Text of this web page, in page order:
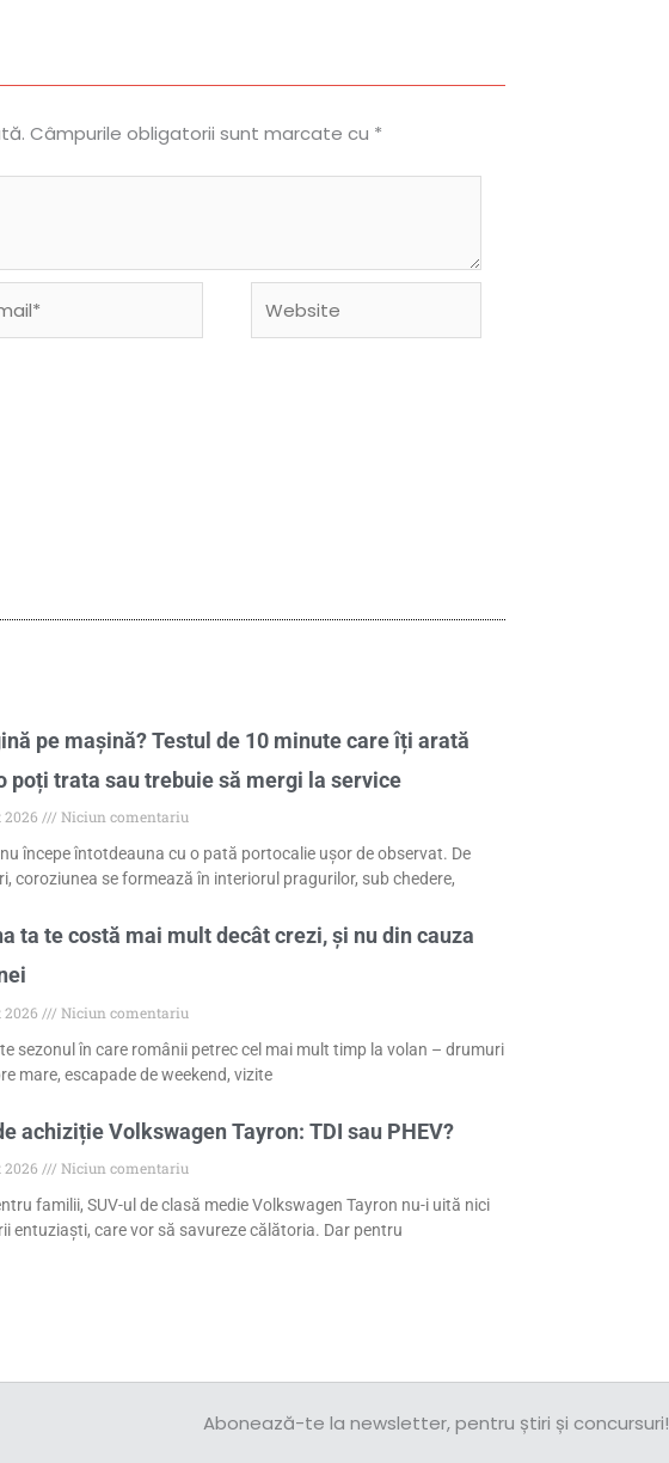
Câmpurile obligatorii sunt marcate cu *
pe mașină? Testul de 10 minute care îți arată
poți trata sau trebuie să mergi la service
2026
Niciun comentariu
începe întotdeauna cu o pată portocalie ușor de observat. De
coroziunea se formează în interiorul pragurilor, sub chedere,
ta te costă mai mult decât crezi, și nu din cauza
2026
Niciun comentariu
sezonul în care românii petrec cel mai mult timp la volan – drumuri
mare, escapade de weekend, vizite
achiziție Volkswagen Tayron: TDI sau PHEV?
2026
Niciun comentariu
familii, SUV-ul de clasă medie Volkswagen Tayron nu-i uită nici
entuziaști, care vor să savureze călătoria. Dar pentru
Abonează-te la newsletter, pentru știri și concursuri!